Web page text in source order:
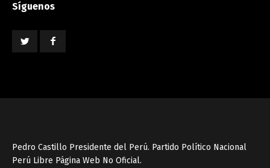
Síguenos
Pedro Castillo Presidente del Perú. Partido Político Nacional
Perú Libre Página Web No Oficial.